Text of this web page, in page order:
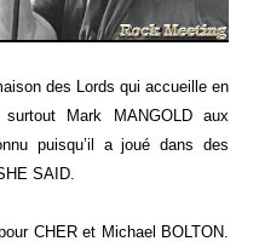
des Lords qui accueille en
Mark MANGOLD aux
puisqu’il a joué dans des
SAID.
CHER et Michael BOLTON.